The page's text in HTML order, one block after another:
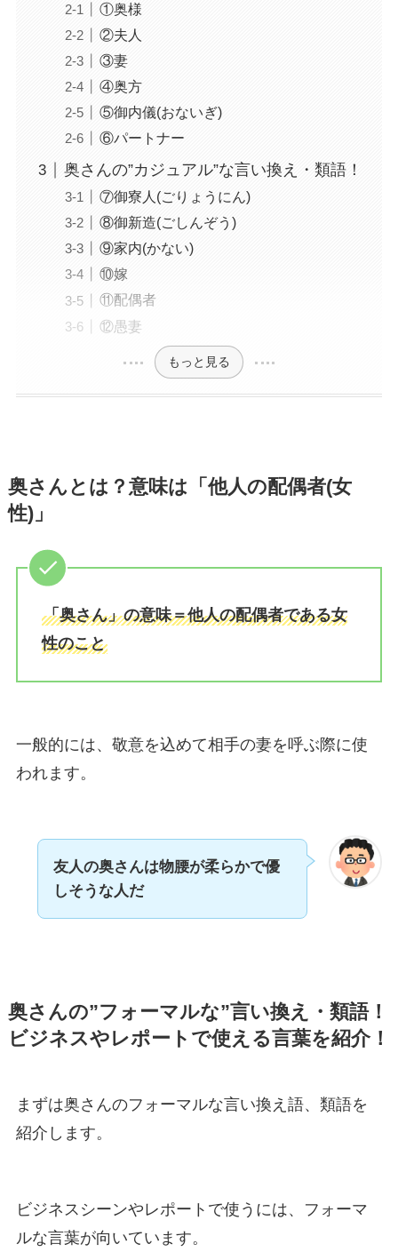
①奥様
②夫人
③妻
④奥方
⑤御内儀(おないぎ)
⑥パートナー
奥さんの”カジュアル”な言い換え・類語！
⑦御寮人(ごりょうにん)
⑧御新造(ごしんぞう)
⑨家内(かない)
⑩嫁
⑪配偶者
⑫愚妻
もっと見る
奥さんとは？意味は「他人の配偶者(女
性)」
「奥さん」の意味＝他人の配偶者である女
性のこと
一般的には、敬意を込めて相手の妻を呼ぶ際に使
われます。
友人の奥さんは物腰が柔らかで優
しそうな人だ
奥さんの”フォーマルな”言い換え・類語！
ビジネスやレポートで使える言葉を紹介！
まずは奥さんのフォーマルな言い換え語、類語を
紹介します。
ビジネスシーンやレポートで使うには、フォーマ
ルな言葉が向いています。